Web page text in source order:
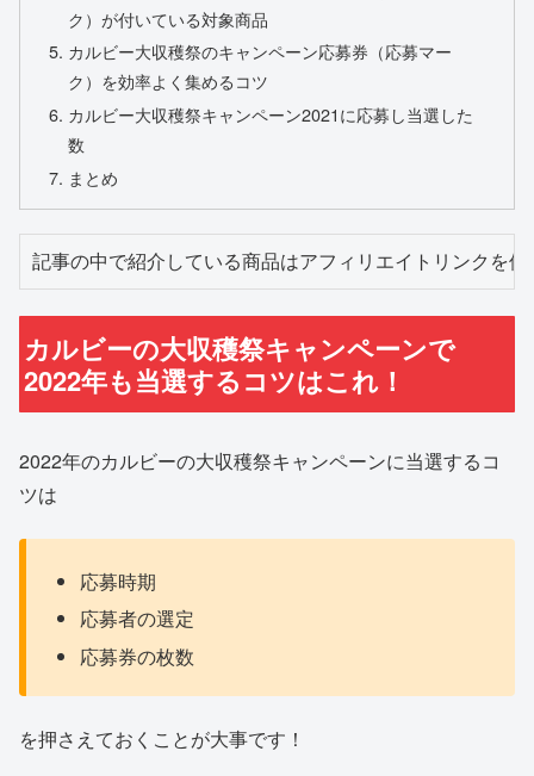
ク）が付いている対象商品
カルビー大収穫祭のキャンペーン応募券（応募マー
ク）を効率よく集めるコツ
カルビー大収穫祭キャンペーン2021に応募し当選した
数
まとめ
記事の中で紹介している商品はアフィリエイトリンクを
カルビーの大収穫祭キャンペーンで
2022年も当選するコツはこれ！
2022年のカルビーの大収穫祭キャンペーンに当選するコ
ツは
応募時期
応募者の選定
応募券の枚数
を押さえておくことが大事です！